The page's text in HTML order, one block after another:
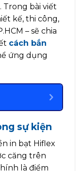
Trong bài viết
kế, thi công,
– sẽ chia
cách bắn
ứng dụng
sự kiện
in bạt Hiflex
căng trên
là điểm